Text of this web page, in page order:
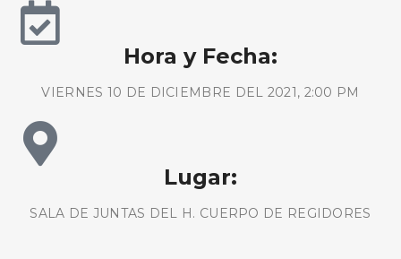
Hora y Fecha:
VIERNES 10 DE DICIEMBRE DEL 2021, 2:00 PM
Lugar:
SALA DE JUNTAS DEL H. CUERPO DE REGIDORES